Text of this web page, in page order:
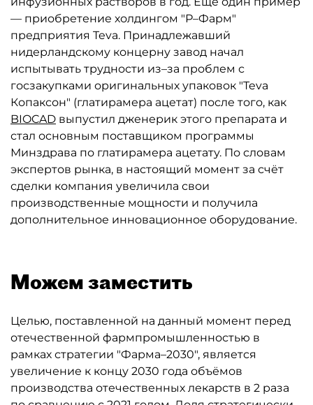
— приобретение холдингом "Р–Фарм"
предприятия Teva. Принадлежавший
нидерландскому концерну завод начал
испытывать трудности из–за проблем с
госзакупками оригинальных упаковок "Teva
Копаксон" (глатирамера ацетат) после того, как
BIOCAD выпустил дженерик этого препарата и
стал основным поставщиком программы
Минздрава по глатирамера ацетату. По словам
экспертов рынка, в настоящий момент за счёт
сделки компания увеличила свои
производственные мощности и получила
дополнительное инновационное оборудование.
Можем заместить
Целью, поставленной на данный момент перед
отечественной фармпромышленностью в
рамках стратегии "Фарма–2030", является
увеличение к концу 2030 года объёмов
производства отечественных лекарств в 2 раза